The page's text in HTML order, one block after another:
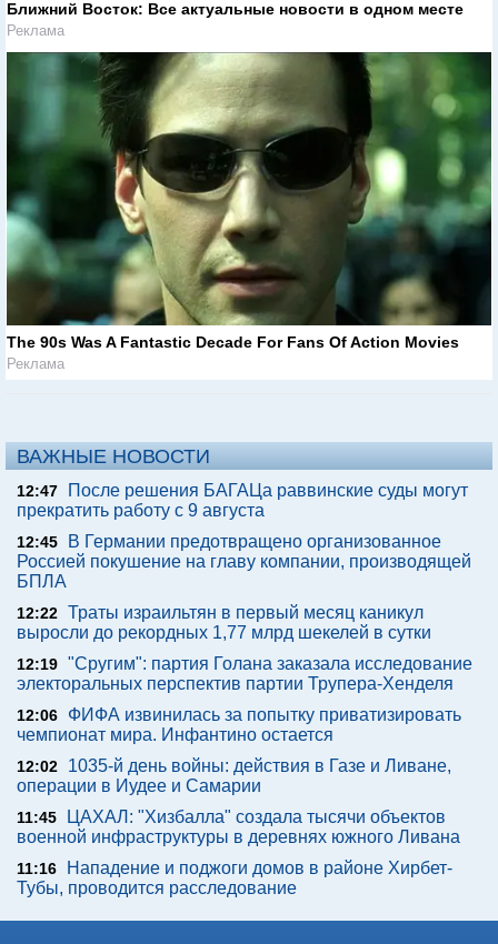
Ближний Восток: Все актуальные новости в одном месте
Реклама
The 90s Was A Fantastic Decade For Fans Of Action Movies
Реклама
ВАЖНЫЕ НОВОСТИ
12:47
После решения БАГАЦа раввинские суды могут
прекратить работу с 9 августа
12:45
В Германии предотвращено организованное
Россией покушение на главу компании, производящей
БПЛА
12:22 Траты израильтян в первый месяц каникул
выросли до рекордных 1,77 млрд шекелей в сутки
12:19 "Сругим": партия Голана заказала исследование
электоральных перспектив партии Трупера-Хенделя
12:06
ФИФА извинилась за попытку приватизировать
чемпионат мира. Инфантино остается
12:02
1035-й день войны: действия в Газе и Ливане,
операции в Иудее и Самарии
11:45
ЦАХАЛ: "Хизбалла" создала тысячи объектов
военной инфраструктуры в деревнях южного Ливана
11:16
Нападение и поджоги домов в районе Хирбет-
Тубы, проводится расследование